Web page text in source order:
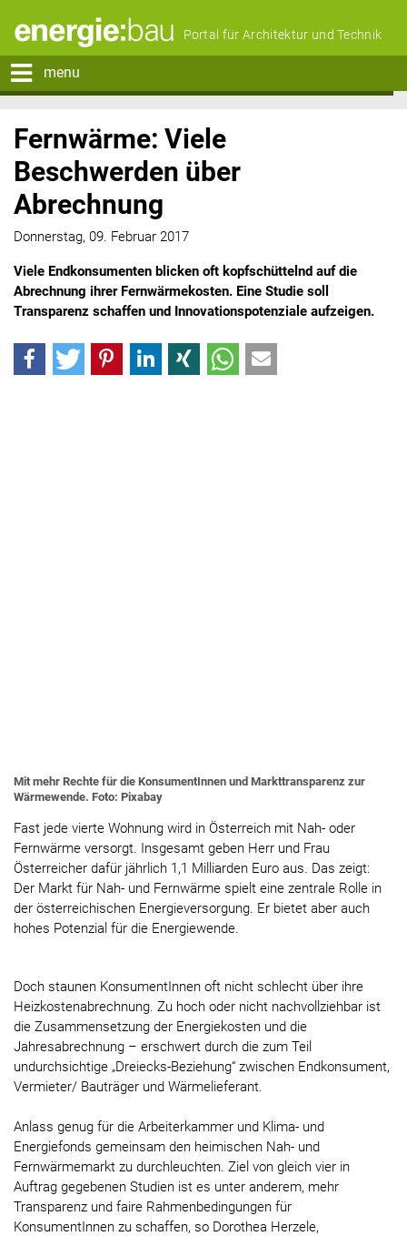
Portal für Architektur und Technik
menu
Fernwärme: Viele
Beschwerden über
Abrechnung
Donnerstag, 09. Februar 2017
Viele Endkonsumenten blicken oft kopfschüttelnd auf die
Abrechnung ihrer Fernwärmekosten. Eine Studie soll
Transparenz schaffen und Innovationspotenziale aufzeigen.
Mit mehr Rechte für die KonsumentInnen und Markttransparenz zur
Wärmewende. Foto: Pixabay
Fast jede vierte Wohnung wird in Österreich mit Nah- oder
Fernwärme versorgt. Insgesamt geben Herr und Frau
Österreicher dafür jährlich 1,1 Milliarden Euro aus. Das zeigt:
Der Markt für Nah- und Fernwärme spielt eine zentrale Rolle in
der österreichischen Energieversorgung. Er bietet aber auch
hohes Potenzial für die Energiewende.
Doch staunen KonsumentInnen oft nicht schlecht über ihre
Heizkostenabrechnung. Zu hoch oder nicht nachvollziehbar ist
die Zusammensetzung der Energiekosten und die
Jahresabrechnung – erschwert durch die zum Teil
undurchsichtige „Dreiecks-Beziehung“ zwischen Endkonsument,
Vermieter/ Bauträger und Wärmelieferant.
Anlass genug für die Arbeiterkammer und Klima- und
Energiefonds gemeinsam den heimischen Nah- und
Fernwärmemarkt zu durchleuchten. Ziel von gleich vier in
Auftrag gegebenen Studien ist es unter anderem, mehr
Transparenz und faire Rahmenbedingungen für
KonsumentInnen zu schaffen, so Dorothea Herzele,